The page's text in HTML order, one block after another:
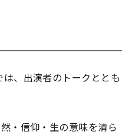
、出演者のトークととも
・信仰・生の意味を清ら